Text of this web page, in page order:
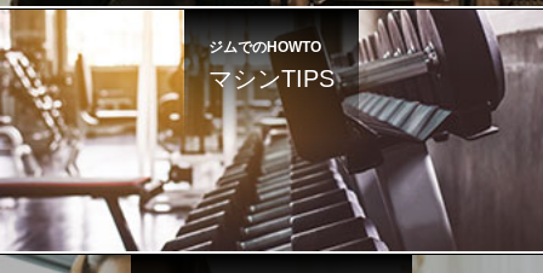
ジムでのHOWTO
マシンTIPS